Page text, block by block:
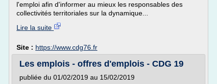
l'emploi afin d'informer au mieux les responsables des
collectivités territoriales sur la dynamique...
Lire la suite
Site : https://www.cdg76.fr
Les emplois - offres d'emplois - CDG 19
publiée du 01/02/2019 au 15/02/2019